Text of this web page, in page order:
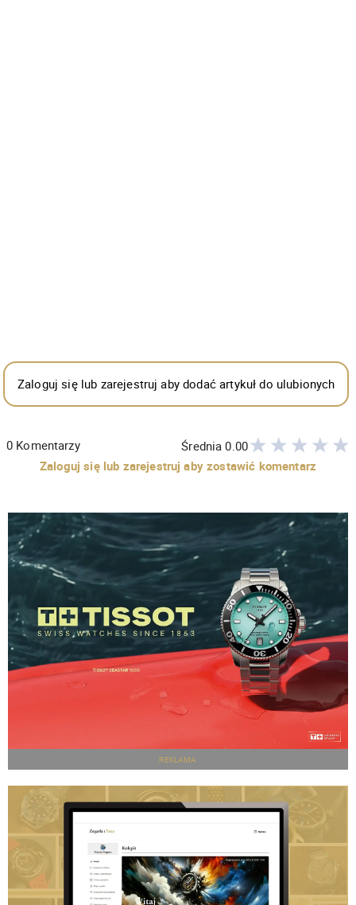
Zaloguj się lub zarejestruj aby dodać artykuł do ulubionych
0 Komentarzy Średnia0.00
Zaloguj się lub zarejestruj aby zostawić komentarz
REKLAMA